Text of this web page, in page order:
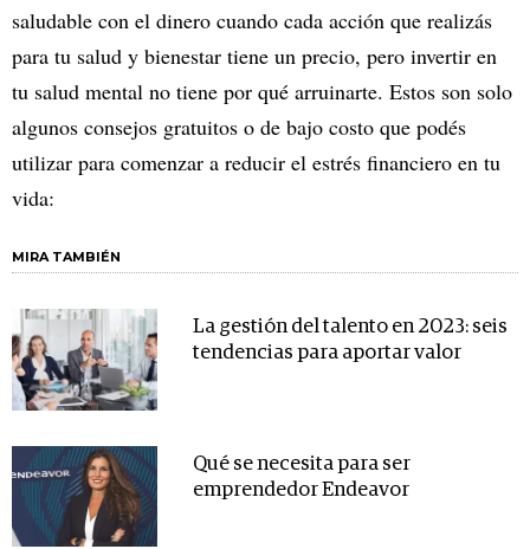
saludable con el dinero cuando cada acción que realizás
para tu salud y bienestar tiene un precio, pero invertir en
tu salud mental no tiene por qué arruinarte. Estos son solo
algunos consejos gratuitos o de bajo costo que podés
utilizar para comenzar a reducir el estrés financiero en tu
vida:
MIRA TAMBIÉN
La gestión del talento en 2023: seis
tendencias para aportar valor
Qué se necesita para ser
emprendedor Endeavor